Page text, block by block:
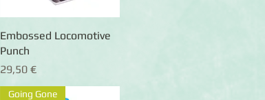
Schnellansicht
Embossed Locomotive
Punch
Preis
29,50 €
Going Gone